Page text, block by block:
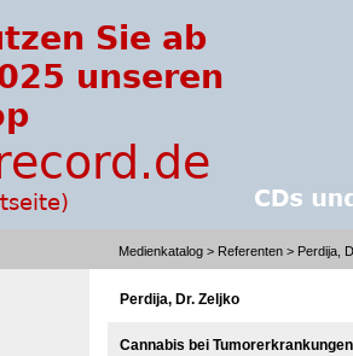
Medienkatalog > Referenten > Perdija,
Perdija, Dr. Zeljko
Cannabis bei